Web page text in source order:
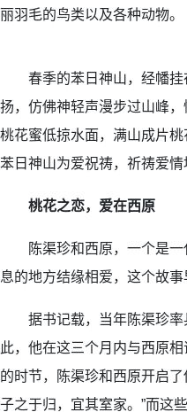
丽羽毛的鸟类以及各种动物。
春季的苯日神山，经幡挂
扬，仿佛神轻声漫步过山峰
桃花蜜低掠水面，满山成片
苯日神山为爱祝祷，祈祷爱情
桃花之恋，爱在西原
陈渠珍和西原，一个是一
息的地方结缘相爱，这个故
据书记载，当年陈渠珍率
此，他在这三个月内与西原
的时节，陈渠珍和西原开启
子之于归，宜其室家。”而这